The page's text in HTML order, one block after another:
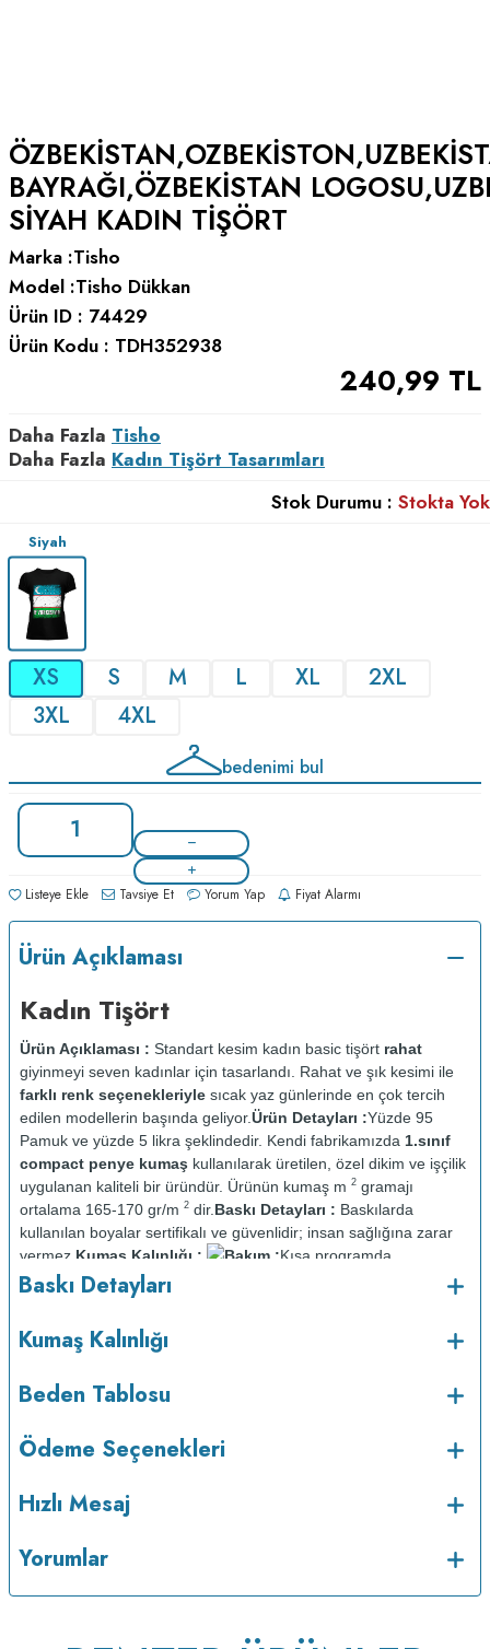
BAYRAĞI,ÖZBEKISTAN
SIYAH KADIN TIŞÖRT
Marka :Tisho
Model :Tisho Dükkan
Ürün ID : 74429
Ürün Kodu : TDH352938
240,99 TL
Daha Fazla Tisho
Daha Fazla Kadın Tişört Tasarımları
Stok Durumu : Stokta Yok
Siyah
XS S M L XL
2XL
3XL
4XL
bedenimi bul
Listeye Ekle Tavsiye Et Yorum Yap Fiyat Alarmı
Ürün Açıklaması
Kadın Tişört
Ürün Açıklaması : Standart kesim kadın basic tişört rahat
giyinmeyi seven kadınlar için tasarlandı. Rahat ve şık kesimi ile
farklı renk seçenekleriyle sıcak yaz günlerinde en çok tercih
edilen modellerin başında geliyor.Ürün Detayları :Yüzde 95
Pamuk ve yüzde 5 likra şeklindedir. Kendi fabrikamızda 1.sınıf
compact penye kumaş kullanılarak üretilen, özel dikim ve işçilik
uygulanan kaliteli bir üründür. Ürünün kumaş m 2 gramajı
ortalama 165-170 gr/m 2 dir. Baskı Detayları : Baskılarda
kullanılan boyalar sertifikalı ve güvenlidir; insan sağlığına zarar
vermez. Kumaş Kalınlığı : Bakım :Kısa programda
maksimum 30 C sıcaklıkta ve tersten yıkanır.
Kurutma makinesinde kurutulmaz. Orta ısıda ve tersten
Baskı Detayları
Kumaş Kalınlığı
Beden Tablosu
Ödeme Seçenekleri
Hızlı Mesaj
Yorumlar